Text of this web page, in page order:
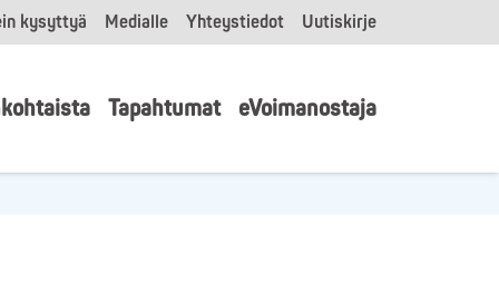
kysyttyä Medialle Yhteystiedot Uutiskirje
Tapahtumat eVoimanostaja